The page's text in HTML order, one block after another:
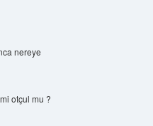
nereye
otçul mu ?